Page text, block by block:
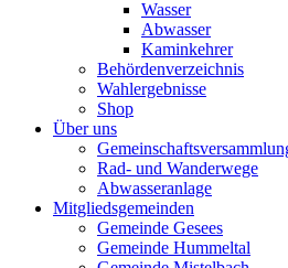
Wasser
Abwasser
Kaminkehrer
Behördenverzeichnis
Wahlergebnisse
Shop
Über uns
Rad- und Wanderwege
Abwasseranlage
Mitgliedsgemeinden
Gemeinde Gesees
Gemeinde Hummeltal